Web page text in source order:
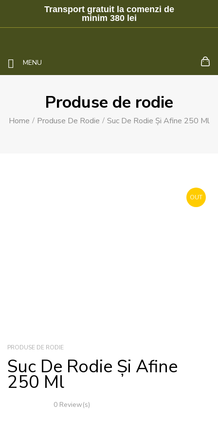
Transport gratuit la comenzi de
minim 380 lei
MENU
Produse de rodie
Home Produse De Rodie Suc De Rodie Și Afine 250 Ml
OUT
PRODUSE DE RODIE
Suc De Rodie Și Afine
250 Ml
0 Review(s)